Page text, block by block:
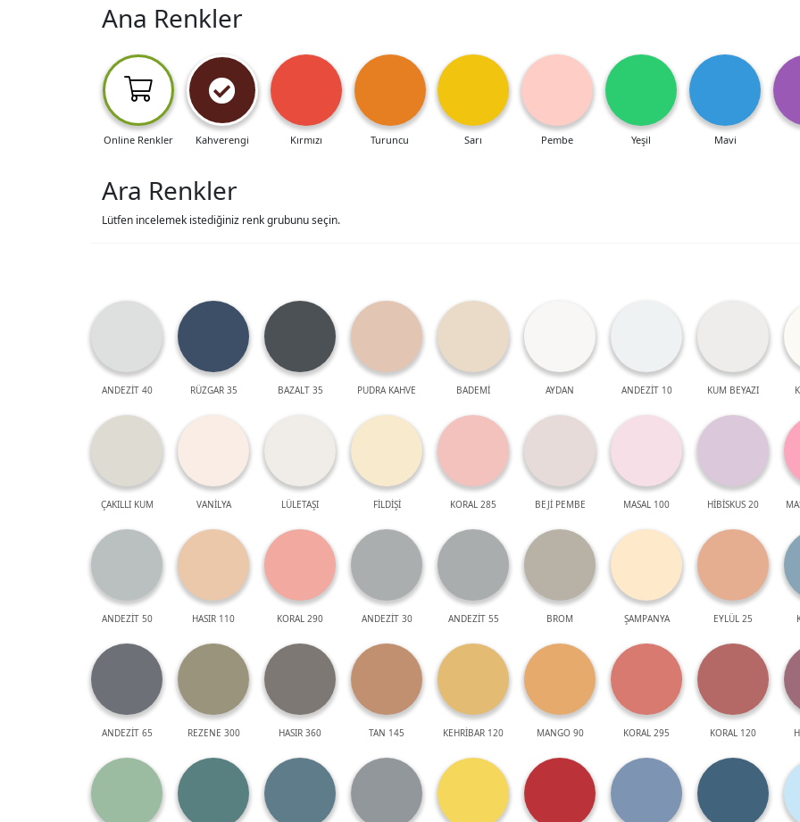
Ana Renkler
Online Renkler Kahverengi Kırmızı Turuncu Sarı Pembe Yeşil Mavi
Ara Renkler
Lütfen incelemek istediğiniz renk grubunu seçin.
ANDEZİT 40 RÜZGAR 35 BAZALT 35 PUDRA KAHVE BADEMİ AYDAN ANDEZİT 10 KUM BEYAZI
ÇAKILLI KUM VANİLYA LÜLETAŞI FİLDİŞİ KORAL 285 BEJİ PEMBE MASAL 100 HİBİSKUS 20
ANDEZİT 50 HASIR 110 KORAL 290 ANDEZİT 30 ANDEZİT 55 BROM ŞAMPANYA EYLÜL 25
ANDEZİT 65 REZENE 300 HASIR 360 TAN 145 KEHRİBAR 120 MANGO 90 KORAL 295 KORAL 120